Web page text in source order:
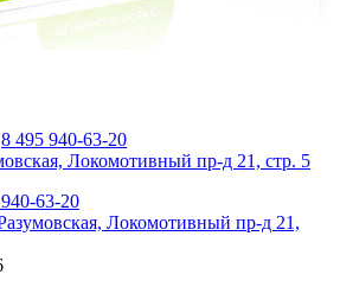
8 495 940-63-20
Локомотивный пр-д 21, стр. 5
63-20
Локомотивный пр-д 21,